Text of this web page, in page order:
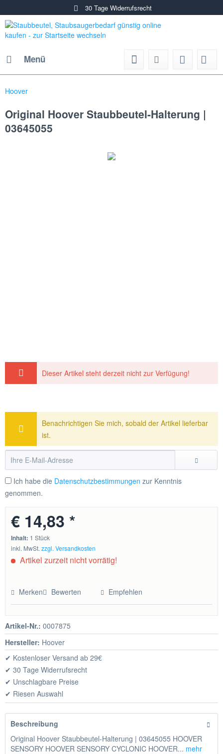
30 Tage Widerrufsrecht
Menü
Hoover
Original Hoover Staubbeutel-Halterung |
03645055
Dieser Artikel steht derzeit nicht zur Verfügung!
Benachrichtigen Sie mich, sobald der Artikel lieferbar
ist.
Ich habe die Datenschutzbestimmungen zur Kenntnis
genommen.
€ 14,83 *
Inhalt: 1 Stück
inkl. MwSt.zzgl. Versandkosten
Artikel zurzeit nicht vorrätig!
Merken Bewerten Empfehlen
Artikel-Nr.: 0007875
Hersteller: Hoover
✔ Kostenloser Versand ab 29€
✔ 30 Tage Widerrufsrecht
✔ Unschlagbare Preise
✔ Riesen Auswahl
Beschreibung
Original Hoover Staubbeutel-Halterung | 03645055 HOOVER
SENSORY HOOVER SENSORY CYCLONIC HOOVER... mehr